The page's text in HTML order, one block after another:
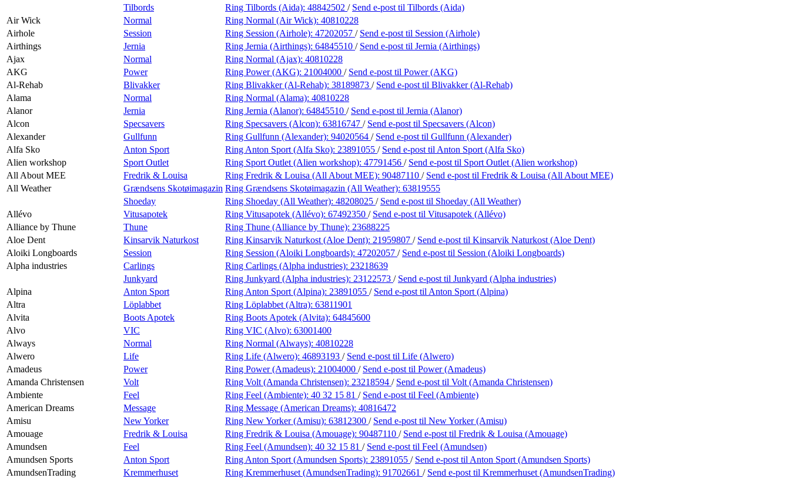
Tilbords
Ring Tilbords (Aida): 48842502 / Send e-post til Tilbords (Aida)
Air Wick
Normal Ring Normal (Air Wick): 40810228
Airhole
Session Ring Session (Airhole): 47202057 / Send e-post til Session (Airhole)
Airthings
Jernia Ring Jernia (Airthings): 64845510 / Send e-post til Jernia (Airthings)
Ajax
Normal Ring Normal (Ajax): 40810228
AKG
Power Ring Power (AKG): 21004000 / Send e-post til Power (AKG)
Al-Rehab
Blivakker Ring Blivakker (Al-Rehab): 38189873 / Send e-post til Blivakker (Al-Rehab)
Alama
Normal Ring Normal (Alama): 40810228
Alanor
Jernia Ring Jernia (Alanor): 64845510 / Send e-post til Jernia (Alanor)
Alcon
Specsavers Ring Specsavers (Alcon): 63816747 / Send e-post til Specsavers (Alcon)
Alexander
Gullfunn Ring Gullfunn (Alexander): 94020564 / Send e-post til Gullfunn (Alexander)
Alfa Sko
Anton Sport Ring Anton Sport (Alfa Sko): 23891055 / Send e-post til Anton Sport (Alfa Sko)
Alien workshop
Sport Outlet Ring Sport Outlet (Alien workshop): 47791456 / Send e-post til Sport Outlet (Alien workshop)
All About MEE
Fredrik & Louisa Ring Fredrik & Louisa (All About MEE): 90487110 / Send e-post til Fredrik & Louisa (All About MEE)
All Weather
Grændsens Skotøimagazin Ring Grændsens Skotøimagazin (All Weather): 63819555
Shoeday
Ring Shoeday (All Weather): 48208025 / Send e-post til Shoeday (All Weather)
Allévo
Vitusapotek Ring Vitusapotek (Allévo): 67492350 / Send e-post til Vitusapotek (Allévo)
Alliance by Thune
Thune Ring Thune (Alliance by Thune): 23688225
Aloe Dent
Kinsarvik Naturkost Ring Kinsarvik Naturkost (Aloe Dent): 21959807 / Send e-post til Kinsarvik Naturkost (Aloe Dent)
Aloiki Longboards
Session Ring Session (Aloiki Longboards): 47202057 / Send e-post til Session (Aloiki Longboards)
Alpha industries
Carlings Ring Carlings (Alpha industries): 23218639
Junkyard
Ring Junkyard (Alpha industries): 23122573 / Send e-post til Junkyard (Alpha industries)
Alpina
Anton Sport Ring Anton Sport (Alpina): 23891055 / Send e-post til Anton Sport (Alpina)
Altra
Löplabbet Ring Löplabbet (Altra): 63811901
Alvita
Boots Apotek Ring Boots Apotek (Alvita): 64845600
Alvo
VIC Ring VIC (Alvo): 63001400
Always
Normal Ring Normal (Always): 40810228
Alwero
Life Ring Life (Alwero): 46893193 / Send e-post til Life (Alwero)
Amadeus
Power Ring Power (Amadeus): 21004000 / Send e-post til Power (Amadeus)
Amanda Christensen
Volt Ring Volt (Amanda Christensen): 23218594 / Send e-post til Volt (Amanda Christensen)
Ambiente
Feel Ring Feel (Ambiente): 40 32 15 81 / Send e-post til Feel (Ambiente)
American Dreams
Message Ring Message (American Dreams): 40816472
Amisu
New Yorker Ring New Yorker (Amisu): 63812300 / Send e-post til New Yorker (Amisu)
Amouage
Fredrik & Louisa Ring Fredrik & Louisa (Amouage): 90487110 / Send e-post til Fredrik & Louisa (Amouage)
Amundsen
Feel Ring Feel (Amundsen): 40 32 15 81 / Send e-post til Feel (Amundsen)
Amundsen Sports
Anton Sport Ring Anton Sport (Amundsen Sports): 23891055 / Send e-post til Anton Sport (Amundsen Sports)
AmundsenTrading
Kremmerhuset Ring Kremmerhuset (AmundsenTrading): 91702661 / Send e-post til Kremmerhuset (AmundsenTrading)